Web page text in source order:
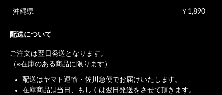
沖縄県 ￥1,890
配送について
ご注文は翌日発送となります。
（※在庫のある商品に限ります）
配送はヤマト運輸・佐川急便でお届けいたします。
在庫商品は当日、もしくは翌日発送をさせて頂きます。